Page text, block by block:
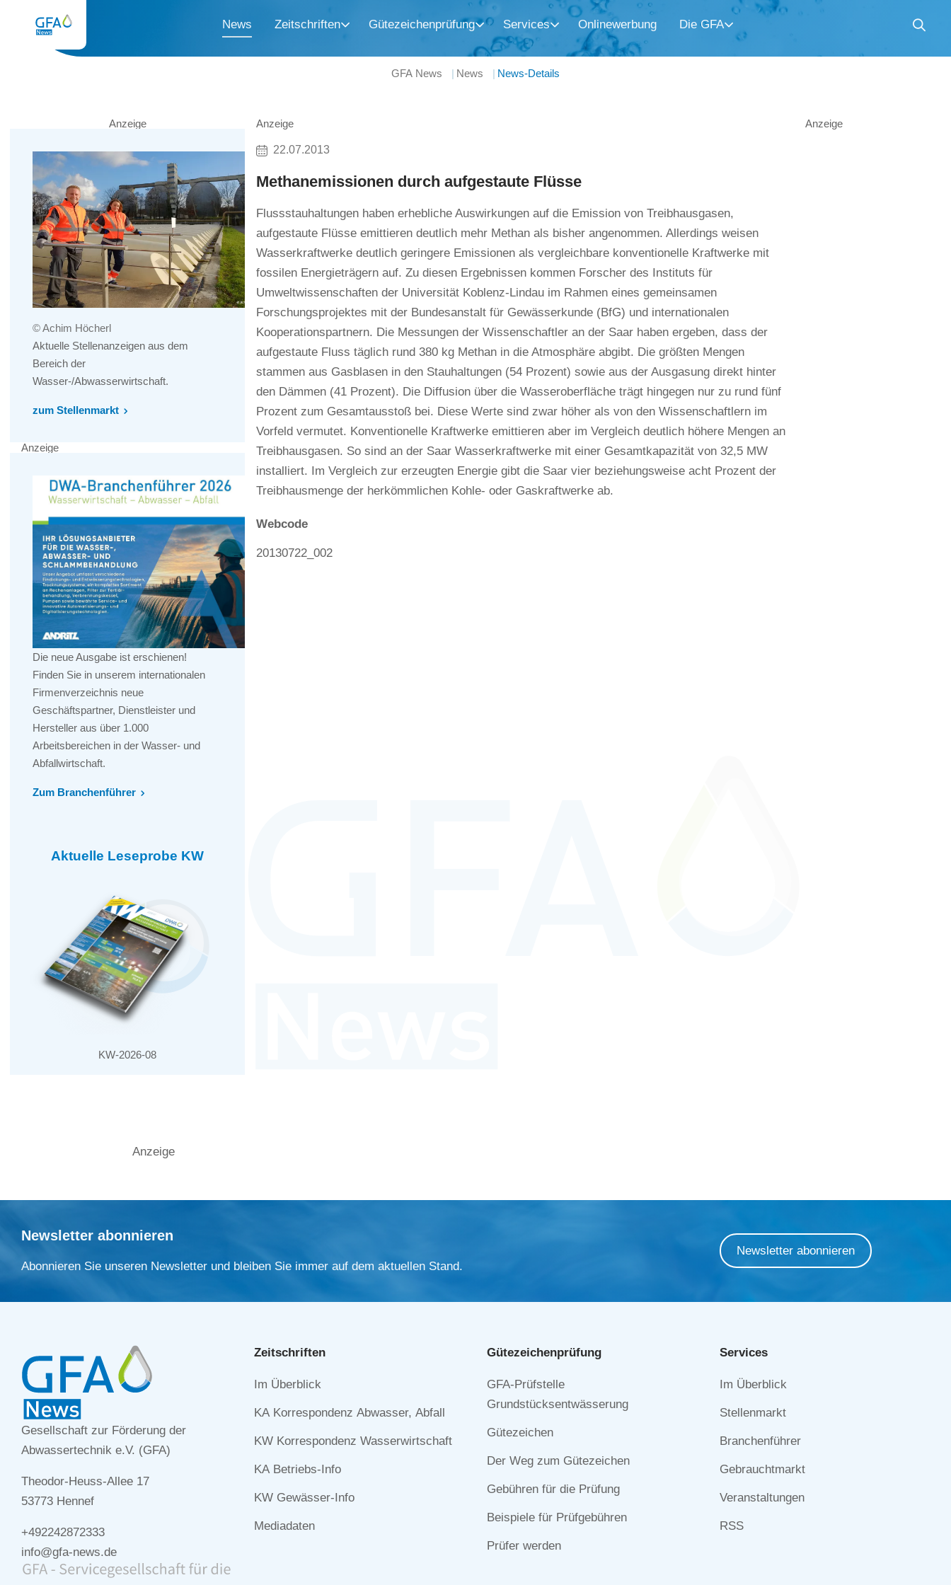
News Zeitschriften Gütezeichenprüfung Services Onlinewerbung Die GFA
GFA News News News-Details
Anzeige
22.07.2013
Methanemissionen durch aufgestaute Flüsse
Flussstauhaltungen haben erhebliche Auswirkungen auf die Emission von Treibhausgasen,
aufgestaute Flüsse emittieren deutlich mehr Methan als bisher angenommen. Allerdings weisen
Wasserkraftwerke deutlich geringere Emissionen als vergleichbare konventionelle Kraftwerke mit
fossilen Energieträgern auf. Zu diesen Ergebnissen kommen Forscher des Instituts für
Umweltwissenschaften der Universität Koblenz-Lindau im Rahmen eines gemeinsamen
Forschungsprojektes mit der Bundesanstalt für Gewässerkunde (BfG) und internationalen
Kooperationspartnern. Die Messungen der Wissenschaftler an der Saar haben ergeben, dass der
aufgestaute Fluss täglich rund 380 kg Methan in die Atmosphäre abgibt. Die größten Mengen
stammen aus Gasblasen in den Stauhaltungen (54 Prozent) sowie aus der Ausgasung direkt hinter
den Dämmen (41 Prozent). Die Diffusion über die Wasseroberfläche trägt hingegen nur zu rund fünf
Prozent zum Gesamtausstoß bei. Diese Werte sind zwar höher als von den Wissenschaftlern im
Vorfeld vermutet. Konventionelle Kraftwerke emittieren aber im Vergleich deutlich höhere Mengen an
Treibhausgasen. So sind an der Saar Wasserkraftwerke mit einer Gesamtkapazität von 32,5 MW
installiert. Im Vergleich zur erzeugten Energie gibt die Saar vier beziehungsweise acht Prozent der
Treibhausmenge der herkömmlichen Kohle- oder Gaskraftwerke ab.
Webcode
20130722_002
Anzeige
© Achim Höcherl
Aktuelle Stellenanzeigen aus dem
Bereich der
Wasser-/Abwasserwirtschaft.
zum Stellenmarkt
Anzeige
Die neue Ausgabe ist erschienen!
Finden Sie in unserem internationalen
Firmenverzeichnis neue
Geschäftspartner, Dienstleister und
Hersteller aus über 1.000
Arbeitsbereichen in der Wasser- und
Abfallwirtschaft.
Zum Branchenführer
Aktuelle Leseprobe KW
KW-2026-08
Anzeige
Anzeige
Newsletter abonnieren
Abonnieren Sie unseren Newsletter und bleiben Sie immer auf dem aktuellen Stand.
Newsletter abonnieren
Gesellschaft zur Förderung der
Abwassertechnik e.V. (GFA)
Theodor-Heuss-Allee 17
53773 Hennef
+492242872333
info@gfa-news.de
Zeitschriften
Navigation
Im Überblick
KA Korrespondenz Abwasser, Abfall
KW Korrespondenz Wasserwirtschaft
KA Betriebs-Info
KW Gewässer-Info
Mediadaten
Gütezeichen­prüfung
Navigation
überspringen
GFA-Prüfstelle
Grundstücksentwässerung
Gütezeichen
Der Weg zum Gütezeichen
Gebühren für die Prüfung
Beispiele für Prüfgebühren
Prüfer werden
Services
Navigation
Im Überblick
Stellenmarkt
Branchenführer
Gebrauchtmarkt
Veranstaltungen
RSS